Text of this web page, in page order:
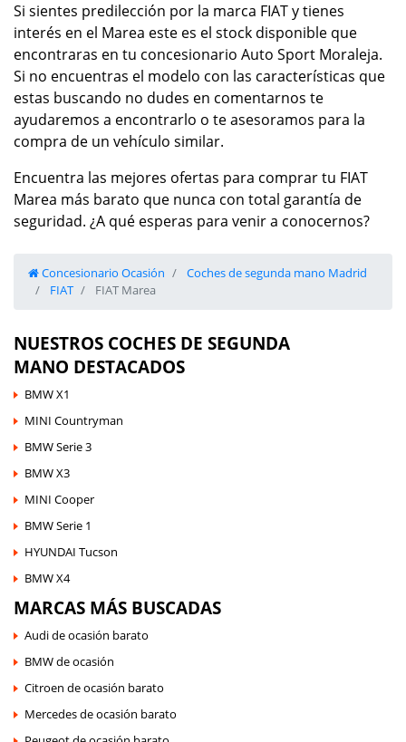
Si sientes predilección por la marca FIAT y tienes
interés en el Marea este es el stock disponible que
encontraras en tu concesionario Auto Sport Moraleja.
Si no encuentras el modelo con las características que
estas buscando no dudes en comentarnos te
ayudaremos a encontrarlo o te asesoramos para la
compra de un vehículo similar.
Encuentra las mejores ofertas para comprar tu FIAT
Marea más barato que nunca con total garantía de
seguridad. ¿A qué esperas para venir a conocernos?
Concesionario Ocasión
Coches de segunda mano Madrid
FIAT
FIAT Marea
NUESTROS COCHES DE SEGUNDA
MANO DESTACADOS
BMW X1
MINI Countryman
BMW Serie 3
BMW X3
MINI Cooper
BMW Serie 1
HYUNDAI Tucson
BMW X4
MARCAS MÁS BUSCADAS
Audi de ocasión barato
BMW de ocasión
Citroen de ocasión barato
Mercedes de ocasión barato